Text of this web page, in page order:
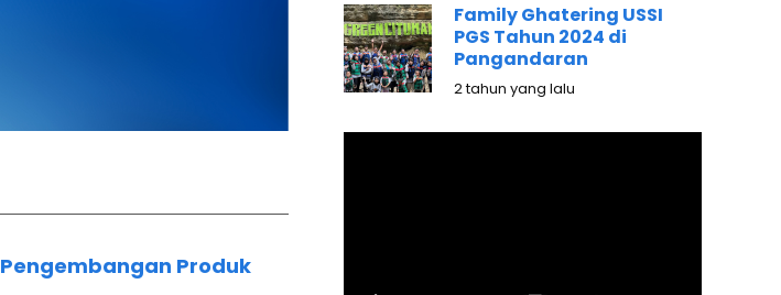
Pengembangan Produk
Family Ghatering USSI
PGS Tahun 2024 di
Pangandaran
2 tahun yang lalu